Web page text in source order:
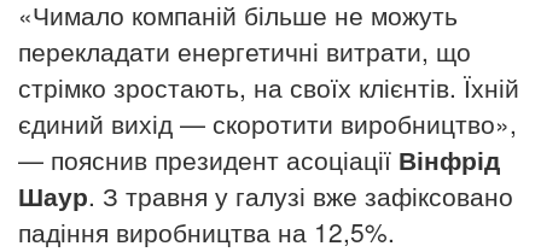
«Чимало компаній більше не можуть
перекладати енергетичні витрати, що
стрімко зростають, на своїх клієнтів. Їхній
єдиний вихід — скоротити виробництво»,
— пояснив президент асоціації Вінфрід
Шаур. З травня у галузі вже зафіксовано
падіння виробництва на 12,5%.